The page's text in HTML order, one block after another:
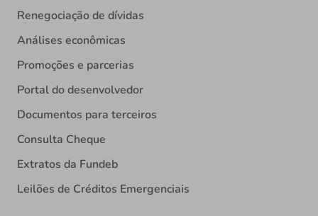
Renegociação de dívidas
Análises econômicas
Promoções e parcerias
Portal do desenvolvedor
Documentos para terceiros
Consulta Cheque
Extratos da Fundeb
Leilões de Créditos Emergenciais